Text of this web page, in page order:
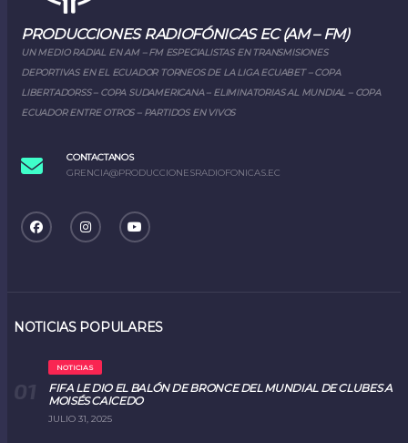
PRODUCCIONES RADIOFÓNICAS EC (AM – FM)
UN MEDIO RADIAL EN AM – FM ESPECIALISTAS EN TRANSMISIONES
DEPORTIVAS EN EL ECUADOR TORNEOS DE LA LIGA ECUABET – COPA
LIBERTADORSS – COPA SUDAMERICANA – ELIMINATORIAS AL MUNDIAL – COPA
ECUADOR ENTRE OTROS – PARTIDOS EN VIVOS
CONTACTANOS
GRENCIA@PRODUCCIONESRADIOFONICAS.EC
NOTICIAS POPULARES
NOTICIAS
FIFA LE DIO EL BALÓN DE BRONCE DEL MUNDIAL DE CLUBES A
MOISÉS CAICEDO
JULIO 31, 2025